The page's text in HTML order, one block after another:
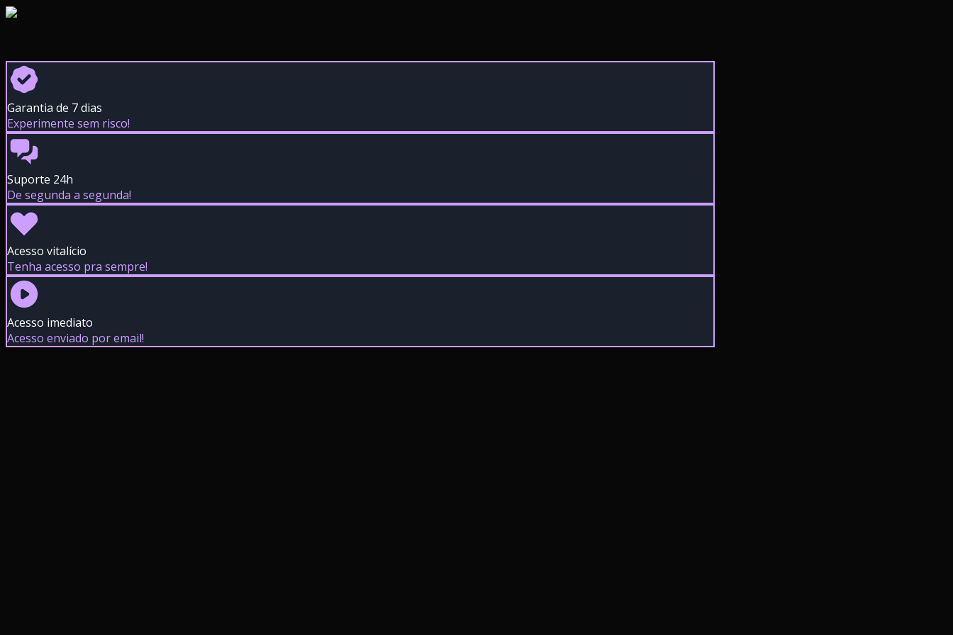
Garantia de 7 dias
Experimente sem risco!
Suporte 24h
De segunda a segunda!
Acesso vitalício
Tenha acesso pra sempre!
Acesso imediato
Acesso enviado por email!